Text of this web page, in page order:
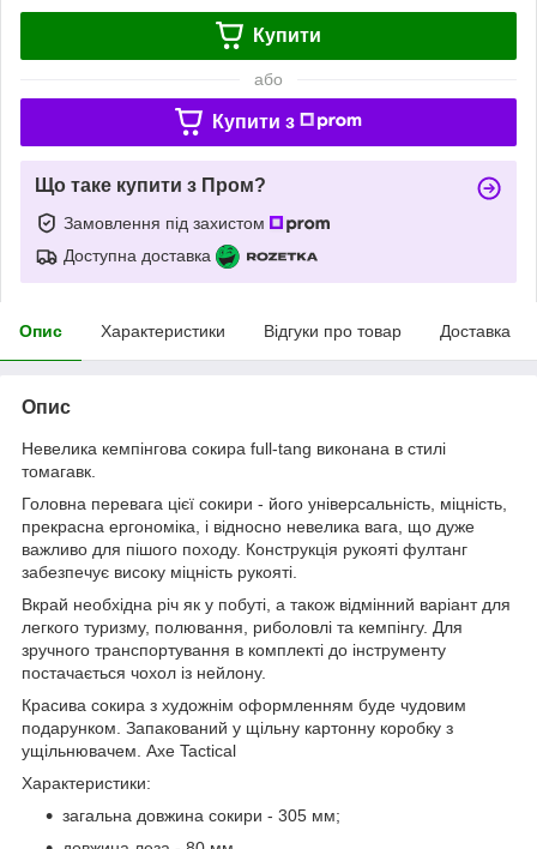
Купити
або
Купити з
Що таке купити з Пром?
Замовлення під захистом
Доступна доставка
Опис Характеристики Відгуки про товар Доставка
Опис
Невелика кемпінгова сокира full-tang виконана в стилі
томагавк.
Головна перевага цієї сокири - його універсальність, міцність,
прекрасна ергономіка, і відносно невелика вага, що дуже
важливо для пішого походу. Конструкція рукояті фултанг
забезпечує високу міцність рукояті.
Вкрай необхідна річ як у побуті, а також відмінний варіант для
легкого туризму, полювання, риболовлі та кемпінгу. Для
зручного транспортування в комплекті до інструменту
постачається чохол із нейлону.
Красива сокира з художнім оформленням буде чудовим
подарунком. Запакований у щільну картонну коробку з
ущільнювачем. Axe Tactical
Характеристики:
загальна довжина сокири - 305 мм;